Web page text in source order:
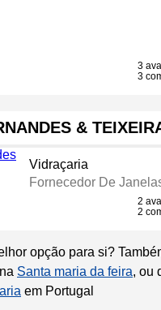
3
3
&
Vidraçaria
Fornecedor De
2
2
opção para si?
Santa maria da feira, ou
em Portugal